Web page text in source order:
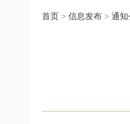
首页 > 信息发布 > 通知